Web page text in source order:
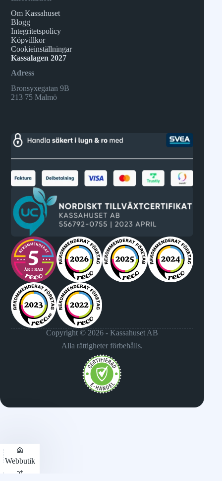
Om Kassahuset
Blogg
Integritetspolicy
Köpvillkor
Cookieinställningar
Kassalagen 2027
Adress
Bronsyxegatan 9B
213 75 Malmö
Copyright © 2026 - Kassahuset AB
Alla rättigheter förbehålls.
Webbutik